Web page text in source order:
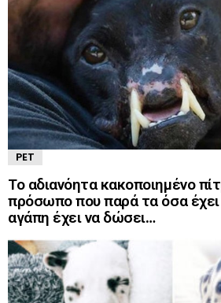
PET
Το αδιανόητα κακοποιημένο
πρόσωπο που παρά τα όσα
αγάπη έχει να δώσει…